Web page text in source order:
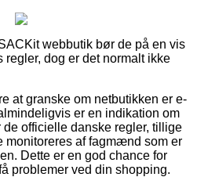
webbutik bør de på en vis
regler, dog er det normalt ikke
at granske om netbutikken er e-
er en indikation om
de officielle danske regler, tillige
monitoreres af fagmænd som er
Dette er en god chance for
problemer ved din shopping.